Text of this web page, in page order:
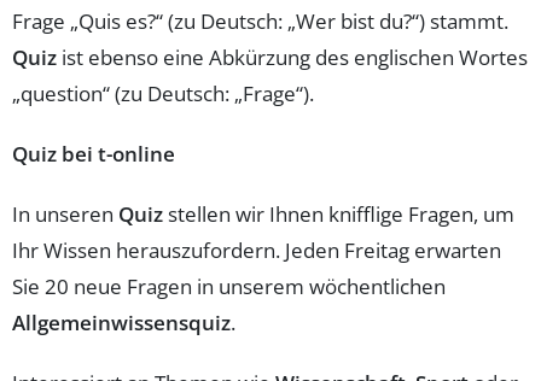
Frage „Quis es?“ (zu Deutsch: „Wer bist du?“) stammt.
Quiz ist ebenso eine Abkürzung des englischen Wortes
„question“ (zu Deutsch: „Frage“).
Quiz bei t-online
In unseren Quizstellen wir Ihnen knifflige Fragen, um
Ihr Wissen herauszufordern. Jeden Freitag erwarten
Sie 20 neue Fragen in unserem wöchentlichen
Allgemeinwissensquiz.